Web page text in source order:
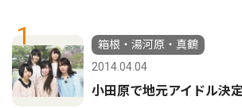
1
箱根・湯河原・真鶴
2014.04.04
小田原で地元アイドル決